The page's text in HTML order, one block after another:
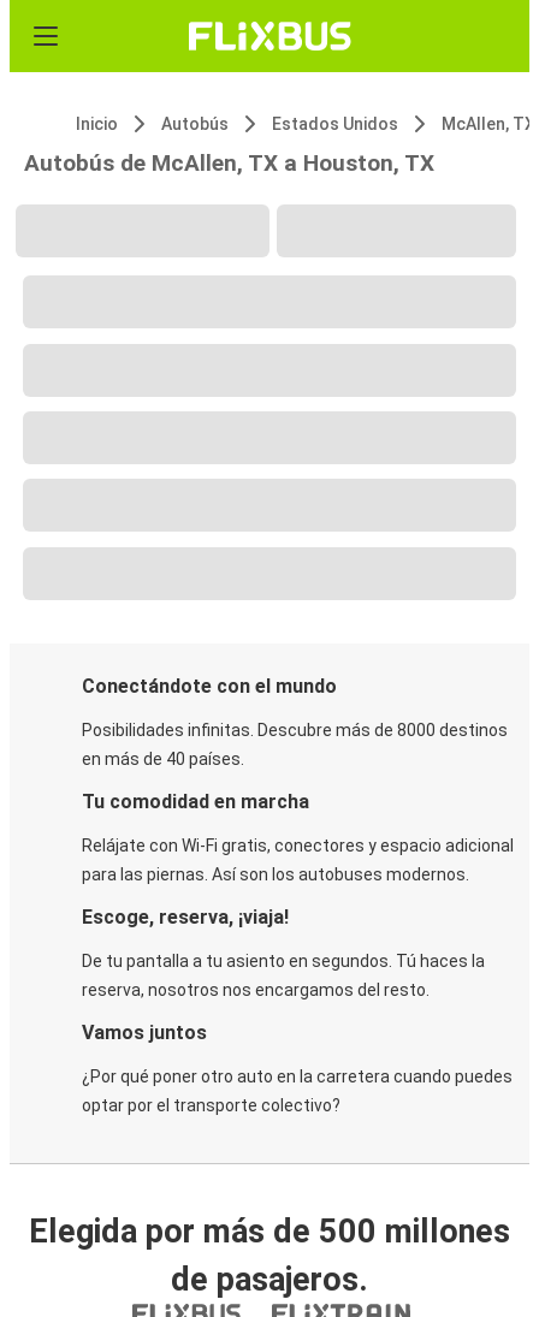
Inicio Autobús Estados Unidos McAllen, TX
Autobús de McAllen, TX a Houston, TX
Conectándote con el mundo
Posibilidades infinitas. Descubre más de 8000 destinos
en más de 40 países.
Tu comodidad en marcha
Relájate con Wi-Fi gratis, conectores y espacio adicional
para las piernas. Así son los autobuses modernos.
Escoge, reserva, ¡viaja!
De tu pantalla a tu asiento en segundos. Tú haces la
reserva, nosotros nos encargamos del resto.
Vamos juntos
¿Por qué poner otro auto en la carretera cuando puedes
optar por el transporte colectivo?
Elegida por más de 500 millones
de pasajeros.